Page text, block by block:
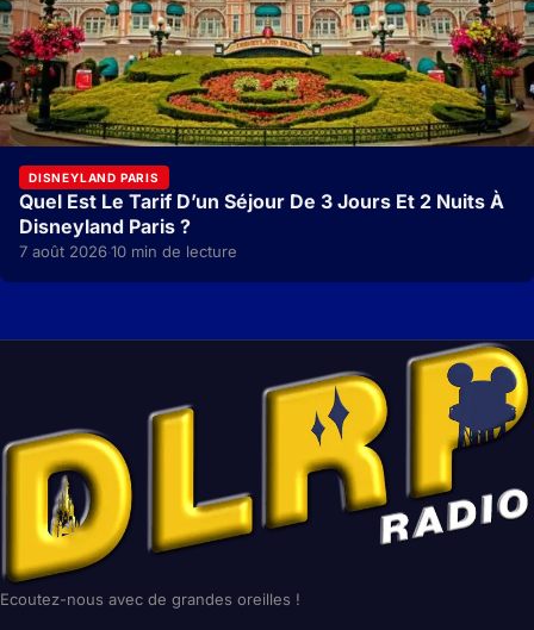
DISNEYLAND PARIS
Quel Est Le Tarif D’un Séjour De 3 Jours Et 2 Nuits À
Disneyland Paris ?
7 août 2026·10 min de lecture
Ecoutez-nous avec de grandes oreilles !